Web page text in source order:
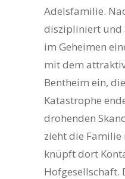
Adelsfamilie.
diszipliniert und
im Geheimen
mit dem
Bentheim ein,
Katastrophe
drohenden
zieht die Familie
knüpft dort
Hofgesellschaft.